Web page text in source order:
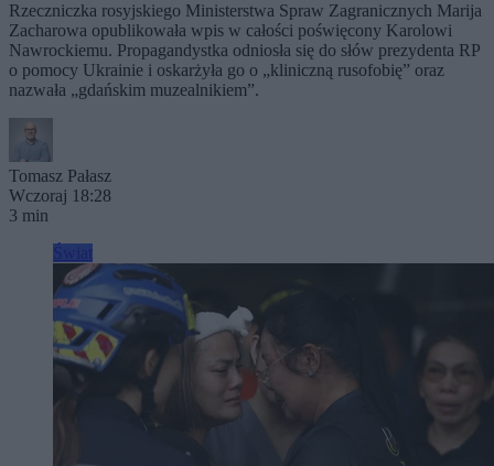
Rzeczniczka rosyjskiego Ministerstwa Spraw Zagranicznych Marija
Zacharowa opublikowała wpis w całości poświęcony Karolowi
Nawrockiemu. Propagandystka odniosła się do słów prezydenta RP
o pomocy Ukrainie i oskarżyła go o „kliniczną rusofobię” oraz
nazwała „gdańskim muzealnikiem”.
Tomasz Pałasz
Wczoraj 18:28
3 min